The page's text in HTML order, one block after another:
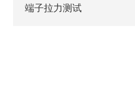
端子拉力测试